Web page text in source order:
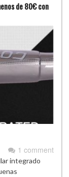
de 80€ con
1 comment
integrado